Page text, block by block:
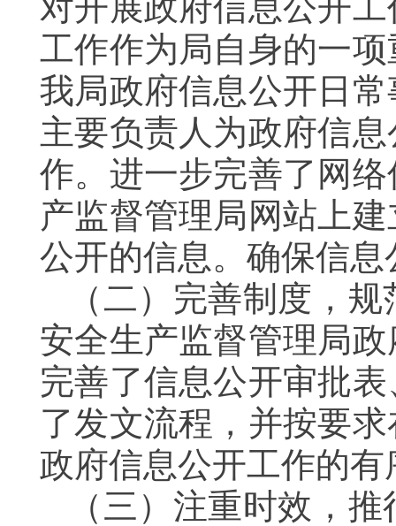
工作作为局自身的一
我局政府信息公开日
主要负责人为政府信
作。进一步完善了网
产监督管理局网站上
公开的信息。确保信
（二）完善制度，
安全生产监督管理局
完善了信息公开审批
了发文流程，并按要
政府信息公开工作的有
（三）注重时效，